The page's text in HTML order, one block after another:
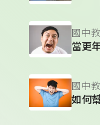
國中
當更
國中
如何